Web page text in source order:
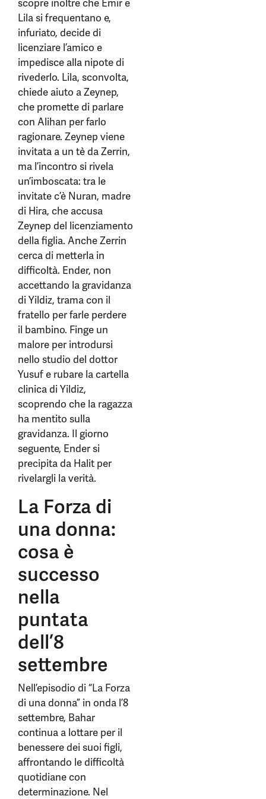
scopre inoltre che Emir e
Lila si frequentano e,
infuriato, decide di
licenziare l’amico e
impedisce alla nipote di
rivederlo. Lila, sconvolta,
chiede aiuto a Zeynep,
che promette di parlare
con Alihan per farlo
ragionare. Zeynep viene
invitata a un tè da Zerrin,
ma l’incontro si rivela
un’imboscata: tra le
invitate c’è Nuran, madre
di Hira, che accusa
Zeynep del licenziamento
della figlia. Anche Zerrin
cerca di metterla in
difficoltà. Ender, non
accettando la gravidanza
di Yildiz, trama con il
fratello per farle perdere
il bambino. Finge un
malore per introdursi
nello studio del dottor
Yusuf e rubare la cartella
clinica di Yildiz,
scoprendo che la ragazza
ha mentito sulla
gravidanza. Il giorno
seguente, Ender si
precipita da Halit per
rivelargli la verità.
La Forza di
una donna:
cosa è
successo
nella
puntata
dell’8
settembre
Nell’episodio di “La Forza
di una donna” in onda l’8
settembre, Bahar
continua a lottare per il
benessere dei suoi figli,
affrontando le difficoltà
quotidiane con
determinazione. Nel